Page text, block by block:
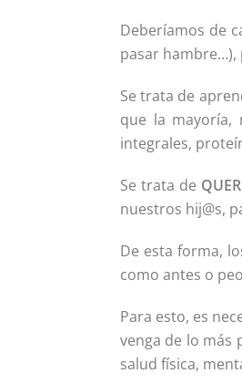
Deberíamos de
pasar hambre…),
Se trata de
que la mayoría,
integrales,
Se trata de
nuestros hij@s,
De esta forma,
como antes o
Para esto, es
venga de lo más
salud física,